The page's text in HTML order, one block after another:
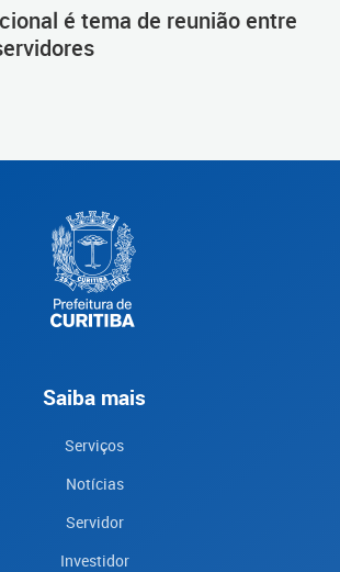
é tema de reunião entre
Saiba mais
Serviços
Notícias
Servidor
Investidor